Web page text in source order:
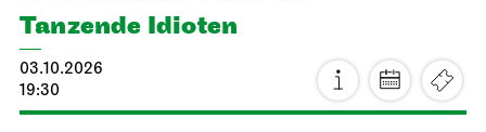
Tanzende Idioten
03.10.2026
19:30